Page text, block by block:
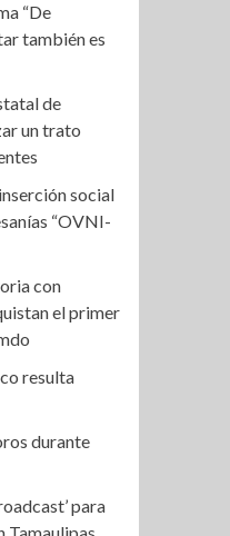
“De
también es
de
un trato
social
“OVNI-
con
el primer
resulta
durante
para